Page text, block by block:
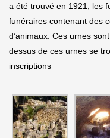
a été trouvé en 1921, les
funéraires contenant des
d’animaux. Ces urnes
dessus de ces urnes se
inscriptions